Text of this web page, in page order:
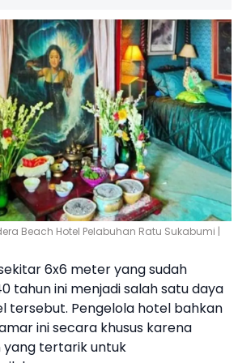
Beach Hotel Pelabuhan Ratu Sukabumi |
6x6 meter yang sudah
tahun ini menjadi salah satu daya
tersebut. Pengelola hotel bahkan
ini secara khusus karena
yang tertarik untuk